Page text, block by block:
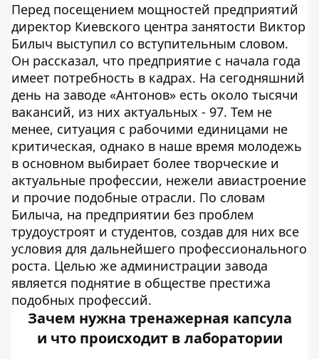
Перед посещением мощностей предприятий
директор Киевского центра занятости Виктор
Билыч выступил со вступительным словом.
Он рассказал, что предприятие с начала года
имеет потребность в кадрах. На сегодняшний
день на заводе «Антонов» есть около тысячи
вакансий, из них актуальных - 97. Тем не
менее, ситуация с рабочими единицами не
критическая, однако в наше время молодежь
в основном выбирает более творческие и
актуальные профессии, нежели авиастроение
и прочие подобные отрасли. По словам
Билыча, на предприятии без проблем
трудоустроят и студентов, создав для них все
условия для дальнейшего профессионального
роста. Целью же администрации завода
является поднятие в обществе престижа
подобных профессий.
Зачем нужна тренажерная капсула
и что происходит в лаборатории